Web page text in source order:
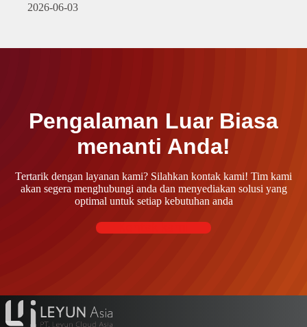
2026-06-03
Pengalaman Luar Biasa
menanti Anda!
Tertarik dengan layanan kami? Silahkan kontak kami! Tim kami
akan segera menghubungi anda dan menyediakan solusi yang
optimal untuk setiap kebutuhan anda
Kontak kami